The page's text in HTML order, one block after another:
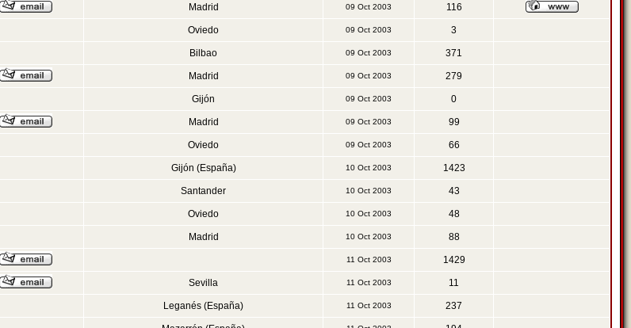
Madrid 09 Oct 2003 116
Oviedo 09 Oct 2003 3
Bilbao 09 Oct 2003 371
Madrid 09 Oct 2003 279
Gijón 09 Oct 2003 0
Madrid 09 Oct 2003 99
Oviedo 09 Oct 2003 66
Gijón (España) 10 Oct 2003 1423
Santander 10 Oct 2003 43
Oviedo 10 Oct 2003 48
Madrid 10 Oct 2003 88
11 Oct 2003 1429
Sevilla 11 Oct 2003 11
Leganés (España) 11 Oct 2003 237